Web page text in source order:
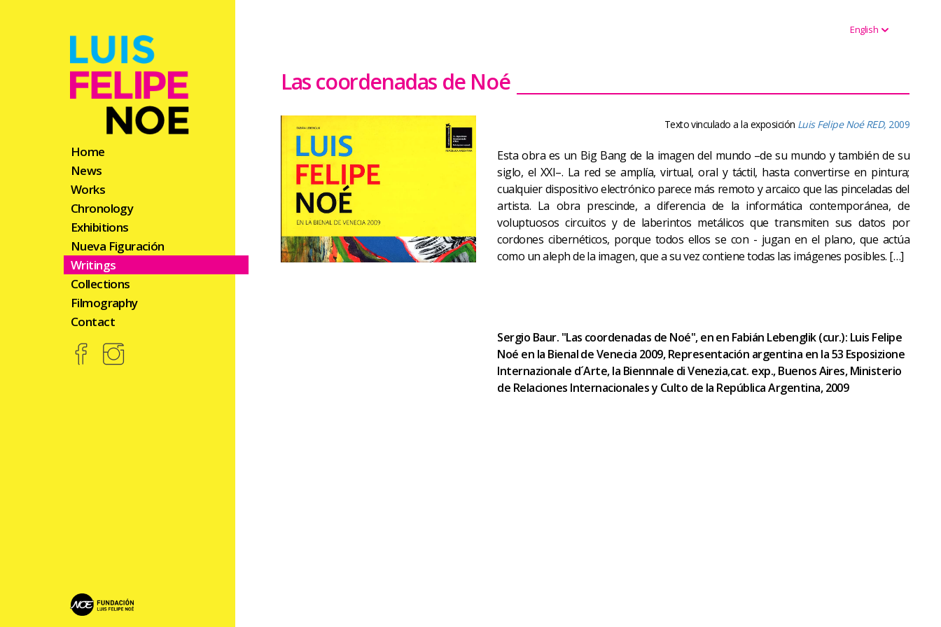
Home
News
Works
Chronology
Exhibitions
Nueva Figuración
Writings
Collections
Filmography
Contact
English
Las coordenadas de Noé
Texto vinculado a la exposición Luis Felipe Noé RED, 2009
Esta obra es un Big Bang de la imagen del mundo –de su mundo y también de su
siglo, el XXI–. La red se amplía, virtual, oral y táctil, hasta convertirse en pintura;
cualquier dispositivo electrónico parece más remoto y arcaico que las pinceladas del
artista. La obra prescinde, a diferencia de la informática contemporánea, de
voluptuosos circuitos y de laberintos metálicos que transmiten sus datos por
cordones cibernéticos, porque todos ellos se con - jugan en el plano, que actúa
como un aleph de la imagen, que a su vez contiene todas las imágenes posibles. […]
Sergio Baur. "Las coordenadas de Noé", en en Fabián Lebenglik (cur.): Luis Felipe
Noé en la Bienal de Venecia 2009, Representación argentina en la 53 Esposizione
Internazionale d´Arte, la Biennnale di Venezia,cat. exp., Buenos Aires, Ministerio
de Relaciones Internacionales y Culto de la República Argentina, 2009